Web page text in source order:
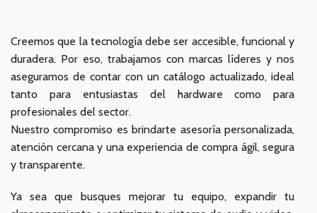
Creemos que la tecnología debe ser accesible, funcional y
duradera. Por eso, trabajamos con marcas líderes y nos
aseguramos de contar con un catálogo actualizado, ideal
tanto para entusiastas del hardware como para
profesionales del sector.
Nuestro compromiso es brindarte asesoría personalizada,
atención cercana y una experiencia de compra ágil, segura
y transparente.
Ya sea que busques mejorar tu equipo, expandir tu